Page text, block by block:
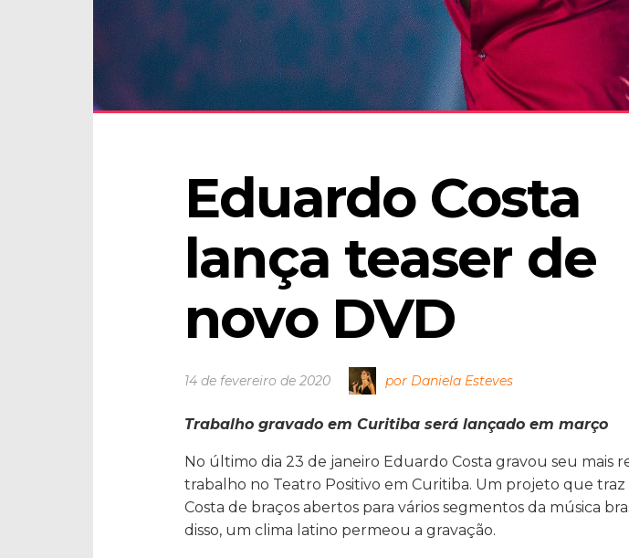
Eduardo Costa
lança teaser de
novo DVD
14 de fevereiro de 2020 por Daniela Esteves
Trabalho gravado em Curitiba será lançado em março
No último dia 23 de janeiro Eduardo Costa gravou seu mais
trabalho no Teatro Positivo em Curitiba. Um projeto que
Costa de braços abertos para vários segmentos da música
disso, um clima latino permeou a gravação.